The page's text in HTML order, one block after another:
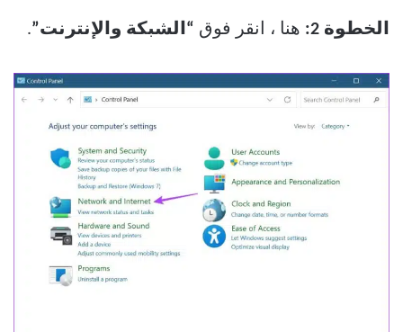
الخطوة 2: هنا ، انقر فوق “الشبكة والإنترنت”.